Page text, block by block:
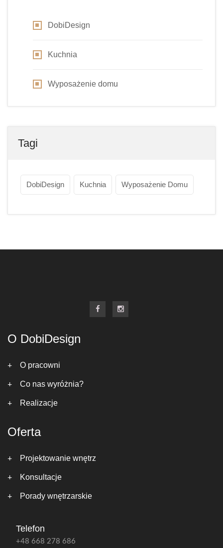
DobiDesign
Kuchnia
Wyposażenie domu
Tagi
DobiDesign Kuchnia Wyposażenie Domu
O DobiDesign
O pracowni
Co nas wyróżnia?
Realizacje
Oferta
Projektowanie wnętrz
Konsultacje
Porady wnętrzarskie
Telefon
+48 668 278 686